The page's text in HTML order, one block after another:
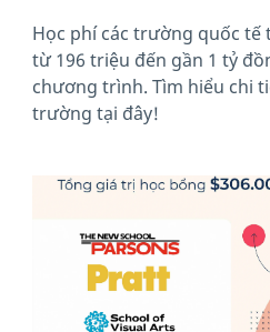
Học phí các trường quốc tế
từ 196 triệu đến gần 1 tỷ
chương trình. Tìm hiểu chi
trường tại đây!
News image